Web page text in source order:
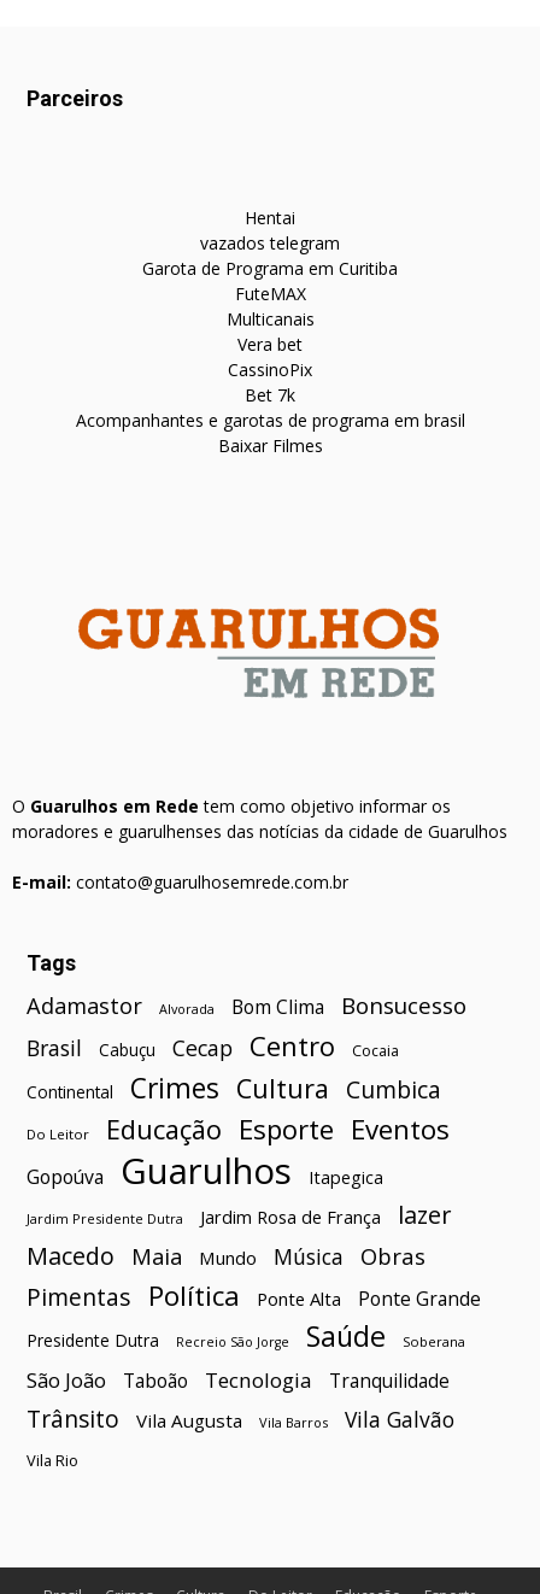
Parceiros
Hentai
vazados telegram
Garota de Programa em Curitiba
FuteMAX
Multicanais
Vera bet
CassinoPix
Bet 7k
Acompanhantes e garotas de programa em brasil
Baixar Filmes
O Guarulhos em Rede tem como objetivo informar os
moradores e guarulhenses das notícias da cidade de Guarulhos
E-mail: contato@guarulhosemrede.com.br
Tags
Adamastor Alvorada Bom Clima Bonsucesso
Brasil Cabuçu Cecap Centro Cocaia
Continental Crimes Cultura Cumbica
Do Leitor Educação Esporte Eventos
Gopoúva Guarulhos Itapegica
Jardim Presidente Dutra Jardim Rosa de França
lazer
Macedo
Maia Mundo Música Obras
Pimentas Política Ponte Alta Ponte Grande
Presidente Dutra Recreio São Jorge Saúde Soberana
São João Taboão Tecnologia Tranquilidade
Trânsito Vila Augusta Vila Barros Vila Galvão
Vila Rio